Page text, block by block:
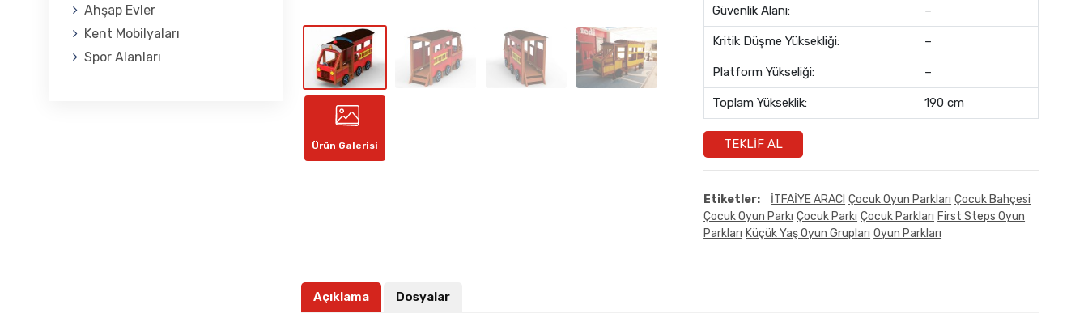
Ahşap Evler
Kent Mobilyaları
Spor Alanları
Ürün Galerisi
Güvenlik Alanı: –
Kritik Düşme Yüksekliği: –
Platform Yükseliği: –
Toplam Yükseklik: 190 cm
TEKLIF AL
Etiketler: İTFAİYE ARACI Çocuk Oyun Parkları Çocuk Bahçesi
Çocuk Oyun Parkı Çocuk Parkı Çocuk Parkları First Steps Oyun
Parkları Küçük Yaş Oyun Grupları Oyun Parkları
Açıklama Dosyalar